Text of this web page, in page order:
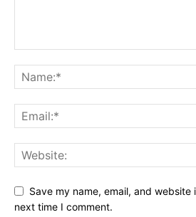
Save my name, email, and
next time I comment.